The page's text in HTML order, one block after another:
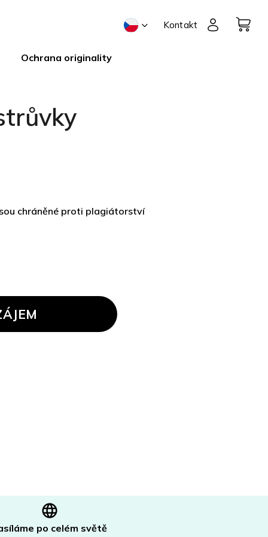
Kontakt
Ochrana originality
chráněné proti plagiátorství
po celém světě